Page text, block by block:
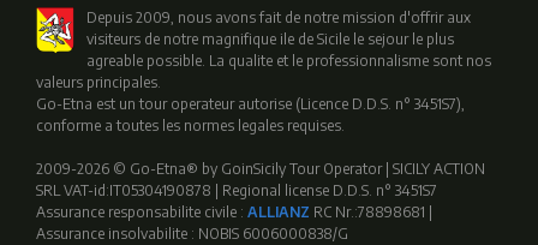
Depuis 2009, nous avons fait de notre mission d'offrir aux
visiteurs de notre magnifique ile de Sicile le sejour le plus
agreable possible. La qualite et le professionnalisme sont nos
valeurs principales.
Go-Etna est un tour operateur autorise (Licence D.D.S. n° 3451S7),
conforme a toutes les normes legales requises.
2009-2026 © Go-Etna® by GoinSicily Tour Operator | SICILY ACTION
SRL VAT-id:IT05304190878 | Regional license D.D.S. n° 3451S7
Assurance responsabilite civile : ALLIANZ RC Nr.:78898681 |
Assurance insolvabilite : NOBIS 6006000838/G